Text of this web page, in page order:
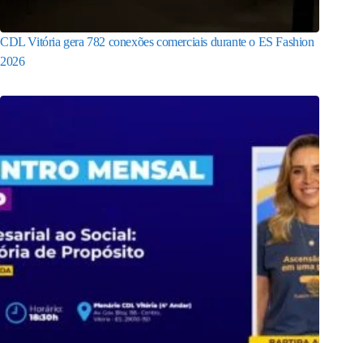
CDL Vitória gera 782 conexões comerciais durante o ES Fashion
2026